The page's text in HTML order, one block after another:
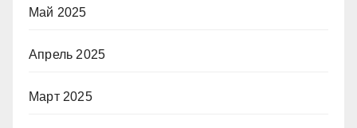
Май 2025
Апрель 2025
Март 2025